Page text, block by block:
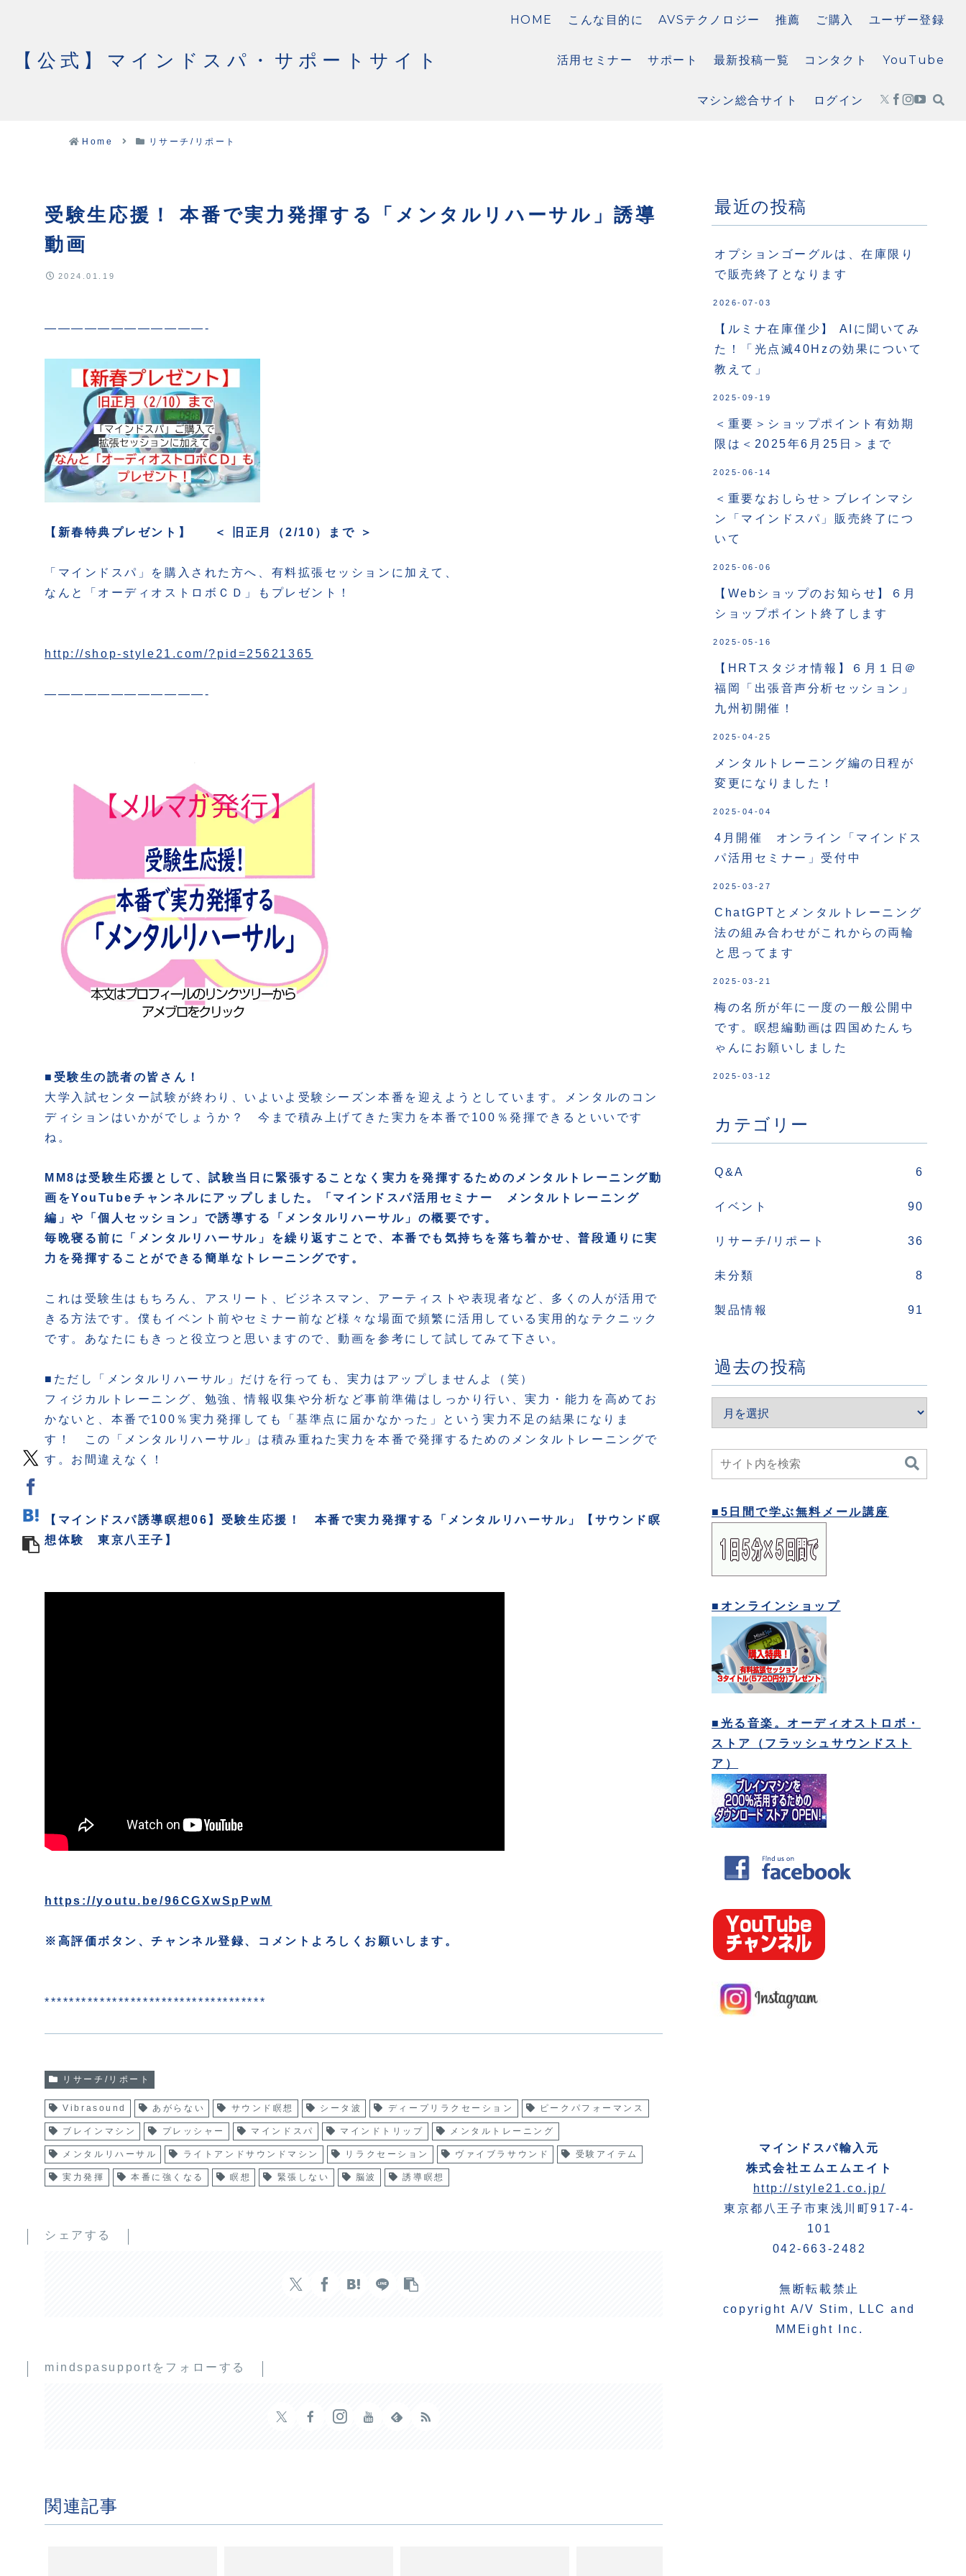
【公式】マインドスパ・サポートサイト
HOME こんな目的に AVSテクノロジー 推薦 ご購入 ユーザー登録
活用セミナー サポート 最新投稿一覧 コンタクト YouTube
マシン総合サイト ログイン
Home リサーチ/リポート
受験生応援！ 本番で実力発揮する「メンタルリハーサル」誘導
動画
2024.01.19
————————————-
【新春特典プレゼント】 ＜ 旧正月（2/10）まで ＞
「マインドスパ」を購入された方へ、有料拡張セッションに加えて、
なんと「オーディオストロボＣＤ」もプレゼント！
http://shop-style21.com/?pid=25621365
————————————-
■受験生の読者の皆さん！
大学入試センター試験が終わり、いよいよ受験シーズン本番を迎えようとしています。メンタルのコン
ディションはいかがでしょうか？ 今まで積み上げてきた実力を本番で100％発揮できるといいです
ね。
MM8は受験生応援として、試験当日に緊張することなく実力を発揮するためのメンタルトレーニング動
画をYouTubeチャンネルにアップしました。「マインドスパ活用セミナー メンタルトレーニング
編」や「個人セッション」で誘導する「メンタルリハーサル」の概要です。
毎晩寝る前に「メンタルリハーサル」を繰り返すことで、本番でも気持ちを落ち着かせ、普段通りに実
力を発揮することができる簡単なトレーニングです。
これは受験生はもちろん、アスリート、ビジネスマン、アーティストや表現者など、多くの人が活用で
きる方法です。僕もイベント前やセミナー前など様々な場面で頻繁に活用している実用的なテクニック
です。あなたにもきっと役立つと思いますので、動画を参考にして試してみて下さい。
■ただし「メンタルリハーサル」だけを行っても、実力はアップしませんよ（笑）
フィジカルトレーニング、勉強、情報収集や分析など事前準備はしっかり行い、実力・能力を高めてお
かないと、本番で100％実力発揮しても「基準点に届かなかった」という実力不足の結果になりま
す！ この「メンタルリハーサル」は積み重ねた実力を本番で発揮するためのメンタルトレーニングで
す。お間違えなく！
【マインドスパ誘導瞑想06】受験生応援！ 本番で実力発揮する「メンタルリハーサル」【サウンド瞑
想体験 東京八王子】
https://youtu.be/96CGXwSpPwM
※高評価ボタン、チャンネル登録、コメントよろしくお願いします。
************************************
リサーチ/リポート
Vibrasound あがらない サウンド瞑想 シータ波 ディープリラクセーション ピークパフォーマンス
ブレインマシン プレッシャー マインドスパ マインドトリップ メンタルトレーニング
メンタルリハーサル ライトアンドサウンドマシン リラクセーション ヴァイブラサウンド 受験アイテム
実力発揮 本番に強くなる 瞑想 緊張しない 脳波 誘導瞑想
シェアする
mindspasupportをフォローする
関連記事
最近の投稿
オプションゴーグルは、在庫限り
で販売終了となります
2026-07-03
【ルミナ在庫僅少】 AIに聞いてみ
た！「光点滅40Hzの効果について
教えて」
2025-09-19
＜重要＞ショップポイント有効期
限は＜2025年6月25日＞まで
2025-06-14
＜重要なおしらせ＞ブレインマシ
ン「マインドスパ」販売終了につ
いて
2025-06-06
【Webショップのお知らせ】６月
ショップポイント終了します
2025-05-16
【HRTスタジオ情報】６月１日＠
福岡「出張音声分析セッション」
九州初開催！
2025-04-25
メンタルトレーニング編の日程が
変更になりました！
2025-04-04
4月開催 オンライン「マインドス
パ活用セミナー」受付中
2025-03-27
ChatGPTとメンタルトレーニング
法の組み合わせがこれからの両輪
と思ってます
2025-03-21
梅の名所が年に一度の一般公開中
です。瞑想編動画は四国めたんち
ゃんにお願いしました
2025-03-12
カテゴリー
Q&A 6
イベント 90
リサーチ/リポート 36
未分類 8
製品情報 91
過去の投稿
■5日間で学ぶ無料メール講座
■オンラインショップ
■光る音楽。オーディオストロボ・
ストア（フラッシュサウンドスト
ア）
マインドスパ輸入元
株式会社エムエムエイト
http://style21.co.jp/
東京都八王子市東浅川町917-4-
101
042-663-2482
無断転載禁止
copyright A/V Stim, LLC and
MMEight Inc.